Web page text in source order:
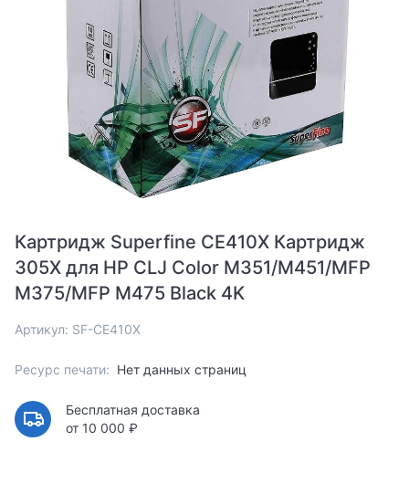
Картридж Superfine CE410X Картридж
305X для HP CLJ Color M351/M451/MFP
M375/MFP M475 Black 4K
Артикул: SF-CE410X
Ресурс печати: Нет данных страниц
Бесплатная доставка
от 10 000 ₽